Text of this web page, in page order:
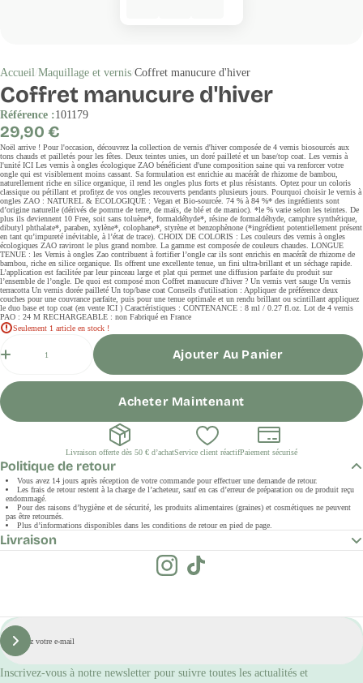
Accueil Maquillage et vernis Coffret manucure d'hiver
Coffret manucure d'hiver
Référence :101179
Prix
régulier
29,90 €
Noël arrive ! Pour l'occasion, découvrez la collection de vernis d'hiver composée de 4 vernis biosourcés aux
tons chauds et pailletés pour les fêtes. Deux teintes unies, un doré pailleté et un base/top coat. Les vernis à
l'unité ICI Les vernis à ongles écologique ZAO bénéficient d'une composition saine qui va renforcer votre
ongle qui est visiblement moins cassant. Sa formulation est enrichie au macérât de rhizome de bambou,
naturellement riche en silice organique, il rend les ongles plus forts et plus résistants. Optez pour un coloris
classique ou pétillant et profitez de vos ongles recouverts pendants plusieurs jours. Pourquoi choisir le vernis à
ongles ZAO : NATUREL & ÉCOLOGIQUE : Vegan et Bio-sourcée. 74 % à 84 %* des ingrédients sont
d’origine naturelle (dérivés de pomme de terre, de maïs, de blé et de manioc). *le % varie selon les teintes. De
plus ils deviennent 10 Free, soit sans toluène*, formaldéhyde*, résine de formaldéhyde, camphre synthétique,
dibutyl phthalate*, paraben, xylène*, colophane*, styrène et benzophènone (*ingrédient potentiellement présent
en tant qu’impureté inévitable, à l’état de trace). CHOIX DE COLORIS : Les couleurs des vernis à ongles
écologiques ZAO raviront le plus grand nombre. La gamme est composée de couleurs chaudes. LONGUE
TENUE : les Vernis à ongles Zao contribuent à fortifier l’ongle car ils sont enrichis en macérât de rhizome de
bambou, riche en silice organique. Ils offrent une excellente tenue, un fini ultra-brillant et un séchage rapide.
L’application est facilitée par leur pinceau large et plat qui permet une diffusion parfaite du produit sur
l’ensemble de l’ongle. De quoi est composé mon Coffret manucure d'hiver ? Un vernis vert sauge Un vernis
terracotta Un vernis dorée pailleté Un top/base coat Conseils d'utilisation : Appliquer de préférence deux
couches pour une couvrance parfaite, puis pour une tenue optimale et un rendu brillant ou scintillant appliquez
le duo base et top coat (en vente ICI ) Caractéristiques : CONTENANCE : 8 ml / 0.27 fl.oz. Lot de 4 vernis
PAO : 24 M RECHARGEABLE : non Fabriqué en France
Seulement 1 article en stock !
Ajouter Au Panier
Acheter Maintenant
Livraison offerte dès 50 € d’achatService client réactifPaiement sécurisé
Politique de retour
Vous avez 14 jours après réception de votre commande pour effectuer une demande de retour.
Les frais de retour restent à la charge de l’acheteur, sauf en cas d’erreur de préparation ou de produit reçu
endommagé.
Pour des raisons d’hygiène et de sécurité, les produits alimentaires (graines) et cosmétiques ne peuvent
pas être retournés.
Plus d’informations disponibles dans les conditions de retour en pied de page.
Livraison
E-
mail
S'inscrire
Inscrivez-vous à notre newsletter pour suivre toutes les actualités et